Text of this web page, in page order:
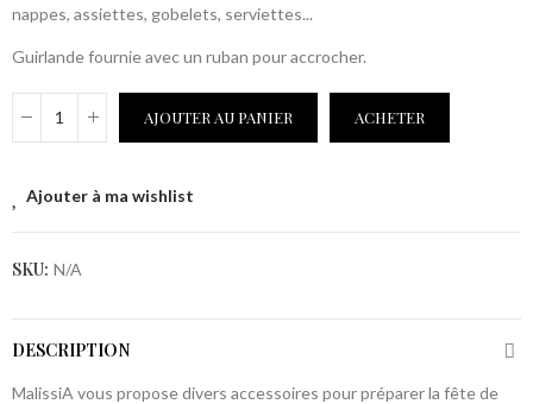
nappes, assiettes, gobelets, serviettes...
Guirlande fournie avec un ruban pour accrocher.
AJOUTER AU PANIER ACHETER
Ajouter à ma wishlist
SKU: N/A
DESCRIPTION
MalissiA vous propose divers accessoires pour préparer la fête de